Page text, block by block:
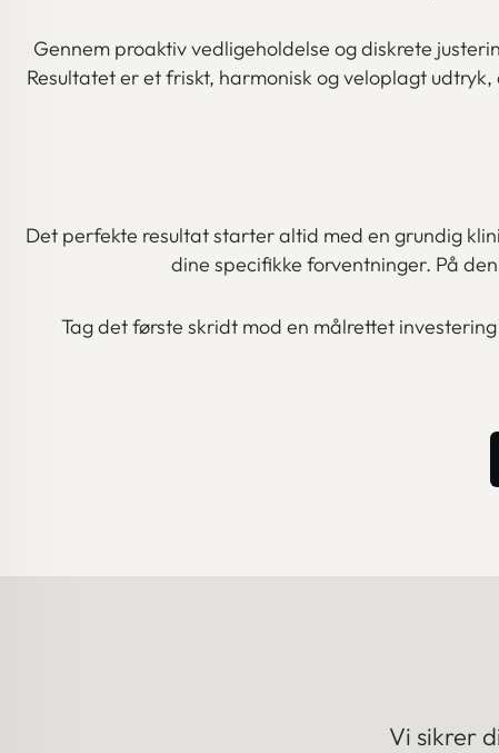
Gennem proaktiv vedligeholdelse og diskrete
Resultatet er et friskt, harmonisk og veloplagt
Det perfekte resultat starter altid med en grundig
dine specifikke forventninger. På
Tag det første skridt mod en målrettet
Vi sikrer